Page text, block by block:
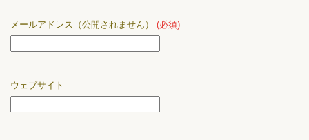
メールアドレス（公開されません） (必須)
ウェブサイト